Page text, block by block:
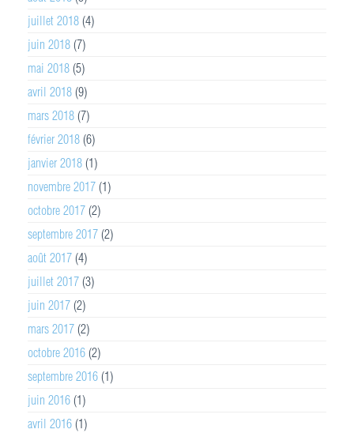
juillet 2018 (4)
juin 2018 (7)
mai 2018 (5)
avril 2018 (9)
mars 2018 (7)
février 2018 (6)
janvier 2018 (1)
novembre 2017 (1)
octobre 2017 (2)
septembre 2017 (2)
août 2017 (4)
juillet 2017 (3)
juin 2017 (2)
mars 2017 (2)
octobre 2016 (2)
septembre 2016 (1)
juin 2016 (1)
avril 2016 (1)